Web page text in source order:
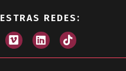
REDES: